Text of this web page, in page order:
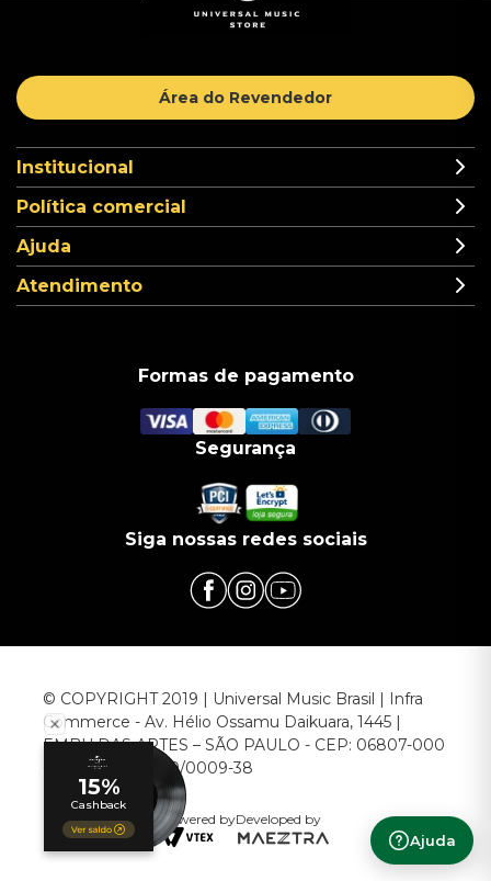
Ajuda
Área do Revendedor
Institucional
Política comercial
Ajuda
Atendimento
Formas de pagamento
Segurança
Siga nossas redes sociais
© COPYRIGHT 2019 | Universal Music Brasil | Infra
Commerce - Av. Hélio Ossamu Daikuara, 1445 |
EMBU DAS ARTES – SÃO PAULO - CEP: 06807-000
CNPJ: 00.952.789/0009-38
Powered byDeveloped by